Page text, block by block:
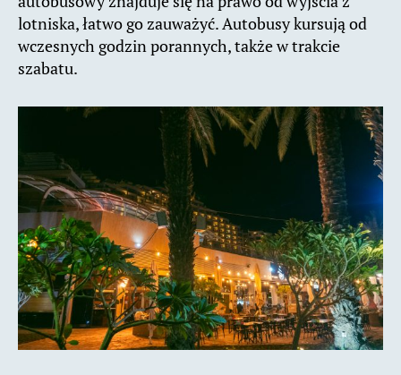
lotniska, łatwo go zauważyć. Autobusy kursują od
wczesnych godzin porannych, także w trakcie
szabatu.